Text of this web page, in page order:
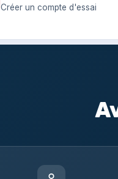
Créer un compte d'essai